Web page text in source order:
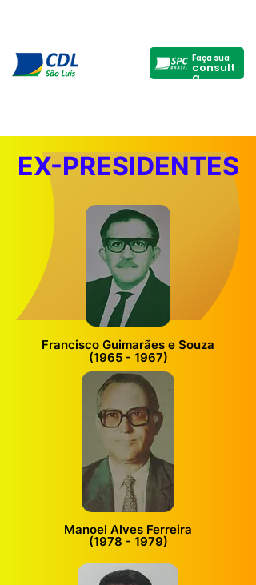
Faça sua
consult
a
Francisco Guimarães e Souza
(1965 - 1967)
Manoel Alves Ferreira
(1978 - 1979)
EX-PRESIDENTES